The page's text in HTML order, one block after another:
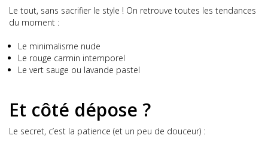
Le tout, sans sacrifier le style ! On retrouve toutes les tendances
du moment :
Le minimalisme nude
Le rouge carmin intemporel
Le vert sauge ou lavande pastel
Et côté dépose ?
Le secret, c’est la patience (et un peu de douceur) :